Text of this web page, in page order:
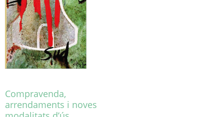
Compravenda,
arrendaments i noves